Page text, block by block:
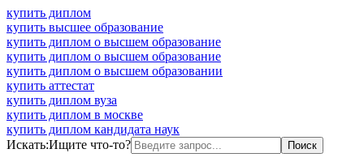
купить диплом
купить высшее образование
купить диплом о высшем образование
купить диплом о высшем образование
купить диплом о высшем образовании
купить аттестат
купить диплом вуза
купить диплом в москве
купить диплом кандидата наук
Искать:Ищите что-то?